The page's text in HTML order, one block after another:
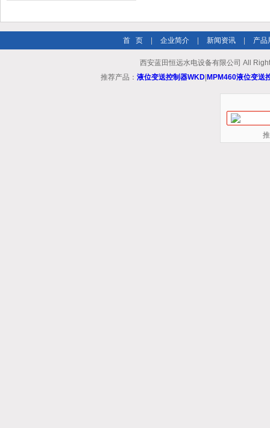
首 页 企业简介 新闻资讯 产品
西安蓝田恒远水电设备有限公司 All
推荐产品： 液位变送控制器WKD MPM460液位变送